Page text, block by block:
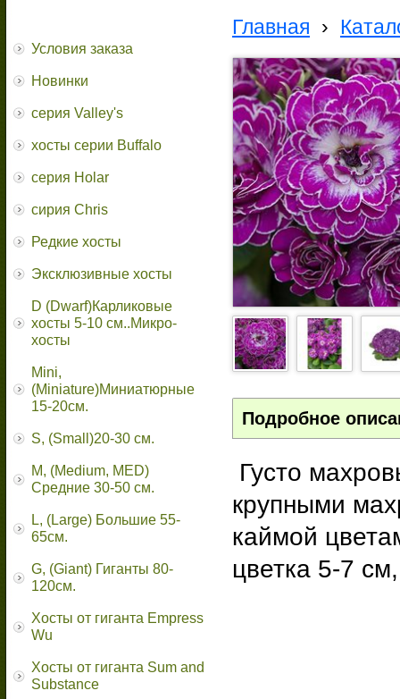
Условия заказа
Новинки
серия Valley's
хосты серии Buffalo
серия Holar
сирия Chris
Редкие хосты
Эксклюзивные хосты
D (Dwarf)Карликовые
хосты 5-10 см..Микро-
хосты
Mini,
(Miniature)Миниатюрные
15-20см.
S, (Small)20-30 см.
M, (Medium, MED)
Средние 30-50 см.
L, (Large) Большие 55-
65cм.
G, (Giant) Гиганты 80-
120см.
Хосты от гиганта Empress
Wu
Хосты от гиганта Sum and
Substance
Главная ›
Подробное
Густо
крупными
каймой
цветка 5-7